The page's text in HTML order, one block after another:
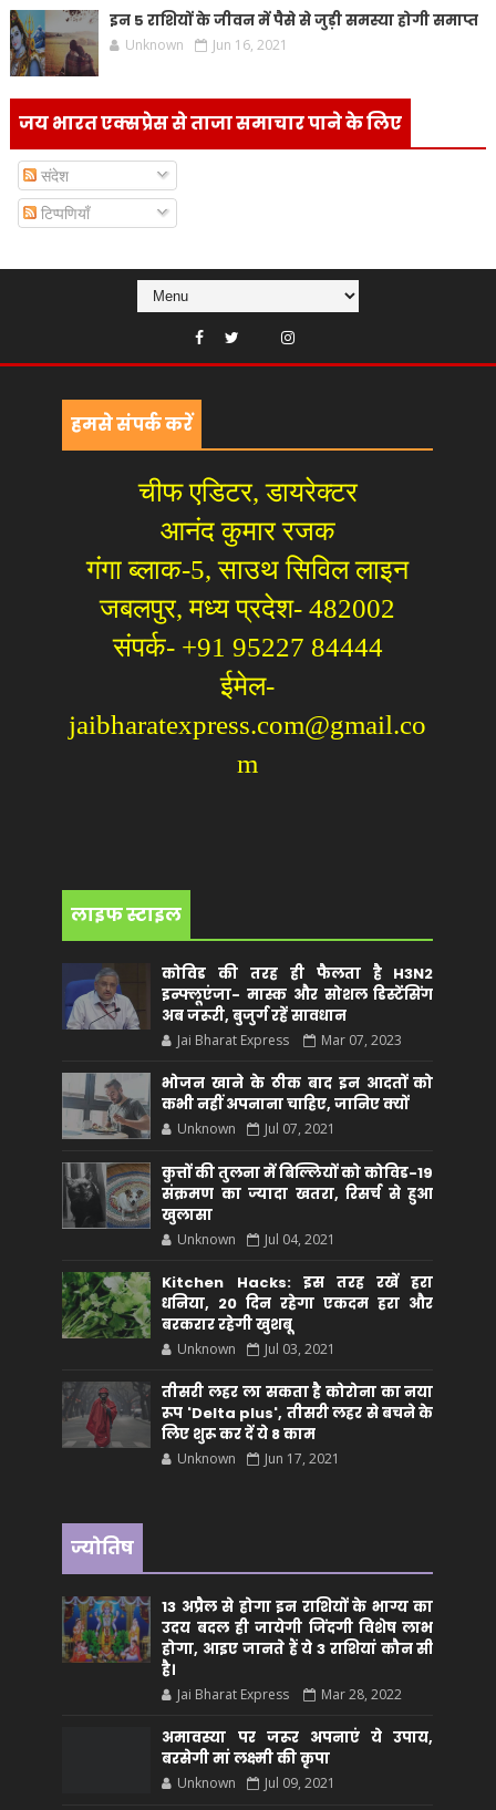
इन 5 राशियों के जीवन में पैसे से जुड़ी समस्या होगी समाप्त
Unknown Jun 16, 2021
जय भारत एक्सप्रेस से ताजा समाचार पाने के लिए
संदेश
टिप्पणियाँ
हमसे संपर्क करें
चीफ एडिटर, डायरेक्टर
आनंद कुमार रजक
गंगा ब्लाक-5, साउथ सिविल लाइन
जबलपुर, मध्य प्रदेश- 482002
संपर्क- +91 95227 84444
ईमेल-
jaibharatexpress.com@gmail.co
m
लाइफ स्टाइल
कोविड की तरह ही फैलता है H3N2
इन्फ्लूएंजा- मास्क और सोशल डिस्टेंसिंग
अब जरूरी, बुजुर्ग रहें सावधान
Jai Bharat Express Mar 07, 2023
भोजन खाने के ठीक बाद इन आदतों को
कभी नहीं अपनाना चाहिए, जानिए क्यों
Unknown Jul 07, 2021
कुत्तों की तुलना में बिल्लियों को कोविड-19
संक्रमण का ज्यादा खतरा, रिसर्च से हुआ
खुलासा
Unknown Jul 04, 2021
Kitchen Hacks: इस तरह रखें हरा
धनिया, 20 दिन रहेगा एकदम हरा और
बरकरार रहेगी खुशबू
Unknown Jul 03, 2021
तीसरी लहर ला सकता है कोरोना का नया
रूप 'Delta plus', तीसरी लहर से बचने के
लिए शुरू कर दें ये 8 काम
Unknown Jun 17, 2021
ज्योतिष
13 अप्रैल से होगा इन राशियों के भाग्य का
उदय बदल ही जायेगी जिंदगी विशेष लाभ
होगा, आइए जानते हैं ये 3 राशियां कौन सीं
है।
Jai Bharat Express Mar 28, 2022
अमावस्या पर जरूर अपनाएं ये उपाय,
बरसेगी मां लक्ष्मी की कृपा
Unknown Jul 09, 2021